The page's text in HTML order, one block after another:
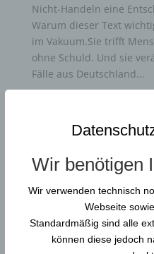
Nicht-Handeln eine
Warum dieser Text
im Vakuum.Sie trifft
ohne Schuld. Und sie
Fälle aus Deutschland...
Neue Artikel
Gewaltschutzkoordinator
Gewaltprävention
Reform der DGUV
Wir benötigen
Wir verwenden technisch
Webseite
Standardmäßig sind alle
können diese jedoch